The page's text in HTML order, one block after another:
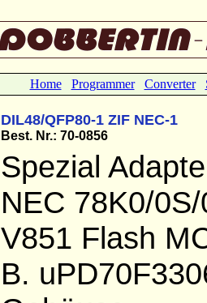
Home Programmer Converter
DIL48/QFP80-1 ZIF NEC-1
Best. Nr.: 70-0856
Spezial
NEC 78K0/
V851 Flash
B.